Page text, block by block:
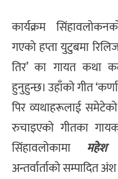
कार्यक्रम
गएको हप्ता युटुबमा
तिर’ का गायत कथा
हुनुहुन्छ। उहाँको गीत
पिर व्यथाहरूलाई
रुचाइएको गीतका
सिंहावलोकामा महेश
अन्तर्वार्ताको सम्पादित